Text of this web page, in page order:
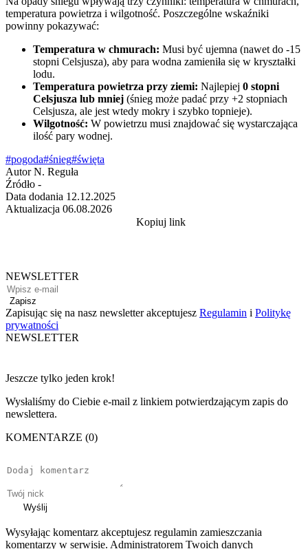
temperatura powietrza i wilgotność. Poszczególne wskaźniki
powinny pokazywać:
Temperatura w chmurach: Musi być ujemna (nawet do -15
stopni Celsjusza), aby para wodna zamieniła się w kryształki
lodu.
Temperatura powietrza przy ziemi: Najlepiej 0 stopni
Celsjusza lub mniej (śnieg może padać przy +2 stopniach
Celsjusza, ale jest wtedy mokry i szybko topnieje).
Wilgotność: W powietrzu musi znajdować się wystarczająca
ilość pary wodnej.
#pogoda#śnieg#święta
Autor N. Reguła
Źródło -
Data dodania 12.12.2025
Aktualizacja 06.08.2026
Kopiuj link
NEWSLETTER
Zapisz
Zapisując się na nasz newsletter akceptujesz Regulamin i Politykę
prywatności
NEWSLETTER
Jeszcze tylko jeden krok!
Wysłaliśmy do Ciebie e-mail z linkiem potwierdzającym zapis do
newslettera.
KOMENTARZE (0)
Wyślij
Wysyłając komentarz akceptujesz regulamin zamieszczania
komentarzy w serwisie. Administratorem Twoich danych